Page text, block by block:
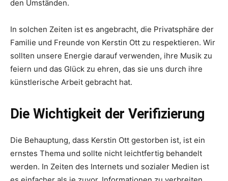
den Umständen.
In solchen Zeiten ist es angebracht, die Privatsphäre der
Familie und Freunde von Kerstin Ott zu respektieren. Wir
sollten unsere Energie darauf verwenden, ihre Musik zu
feiern und das Glück zu ehren, das sie uns durch ihre
künstlerische Arbeit gebracht hat.
Die Wichtigkeit der Verifizierung
Die Behauptung, dass Kerstin Ott gestorben ist, ist ein
ernstes Thema und sollte nicht leichtfertig behandelt
werden. In Zeiten des Internets und sozialer Medien ist